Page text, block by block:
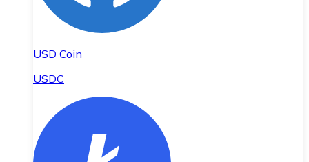
USD Coin
USDC